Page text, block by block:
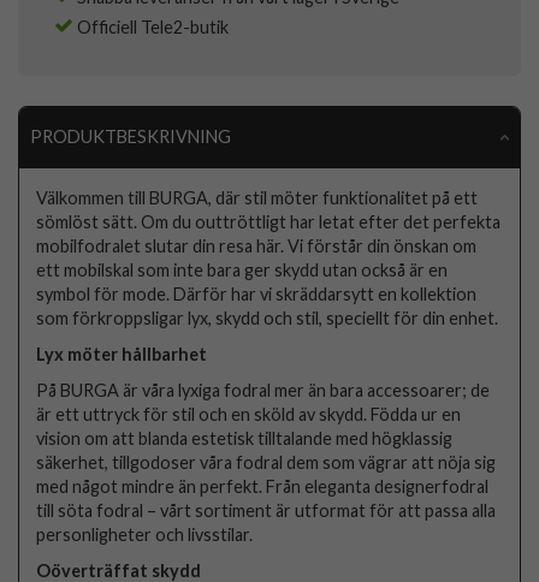
Officiell Tele2-butik
PRODUKTBESKRIVNING
Välkommen till BURGA, där stil möter funktionalitet på ett
sömlöst sätt. Om du outtröttligt har letat efter det perfekta
mobilfodralet slutar din resa här. Vi förstår din önskan om
ett mobilskal som inte bara ger skydd utan också är en
symbol för mode. Därför har vi skräddarsytt en kollektion
som förkroppsligar lyx, skydd och stil, speciellt för din enhet.
Lyx möter hållbarhet
På BURGA är våra lyxiga fodral mer än bara accessoarer; de
är ett uttryck för stil och en sköld av skydd. Födda ur en
vision om att blanda estetisk tilltalande med högklassig
säkerhet, tillgodoser våra fodral dem som vägrar att nöja sig
med något mindre än perfekt. Från eleganta designerfodral
till söta fodral – vårt sortiment är utformat för att passa alla
personligheter och livsstilar.
Oöverträffat skydd